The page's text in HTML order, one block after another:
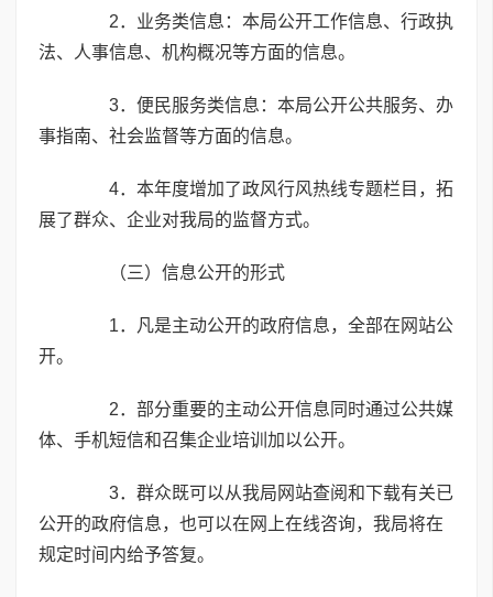
2．业务类信息：本局公开工作信息、行政执
法、人事信息、机构概况等方面的信息。
3．便民服务类信息：本局公开公共服务、办
事指南、社会监督等方面的信息。
4．本年度增加了政风行风热线专题栏目，拓
展了群众、企业对我局的监督方式。
（三）信息公开的形式
1．凡是主动公开的政府信息，全部在网站公
开。
2．部分重要的主动公开信息同时通过公共媒
体、手机短信和召集企业培训加以公开。
3．群众既可以从我局网站查阅和下载有关已
公开的政府信息，也可以在网上在线咨询，我局将在
规定时间内给予答复。